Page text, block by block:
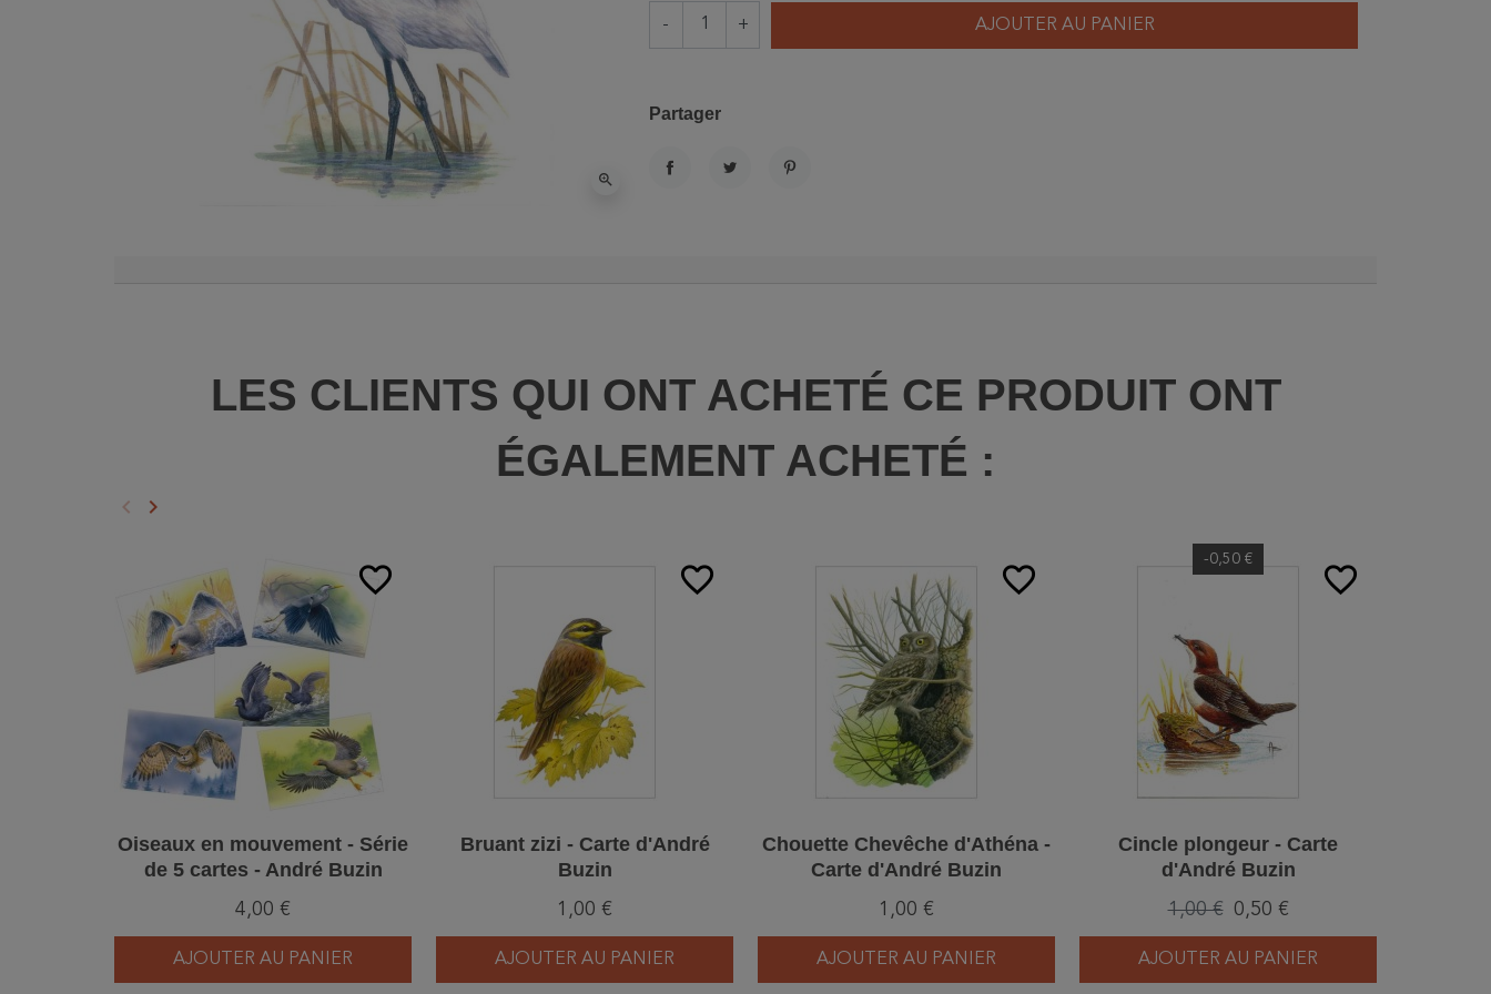
zoom_in
- + AJOUTER AU PANIER
Partager
LES CLIENTS QUI ONT ACHETÉ CE PRODUIT ONT
ÉGALEMENT ACHETÉ :
Précédent
keyboard_arrow_left Suivant
keyboard_arrow_right
favorite_border
Oiseaux en mouvement - Série
de 5 cartes - André Buzin
4,00 €
AJOUTER AU PANIER
favorite_border
Bruant zizi - Carte d'André
Buzin
1,00 €
AJOUTER AU PANIER
favorite_border
Chouette Chevêche d'Athéna -
Carte d'André Buzin
1,00 €
AJOUTER AU PANIER
favorite_border
-0,50 €
Cincle plongeur - Carte
d'André Buzin
1,00 € 0,50 €
AJOUTER AU PANIER